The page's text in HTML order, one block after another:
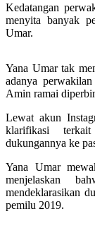
Kedatangan
menyita banyak
Umar.
Yana Umar tak
adanya
Amin ramai
Lewat akun
klarifikasi
dukungannya ke
Yana Umar
menjelaskan
mendeklarasikan
pemilu 2019.